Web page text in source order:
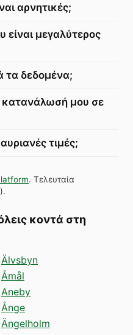
αρνητικές;
είναι μεγαλύτερος
τα δεδομένα;
μου σε
τιμές;
. Τελευταία
).
κοντά στη
Älvsbyn
Åmål
Aneby
Ånge
Ängelholm